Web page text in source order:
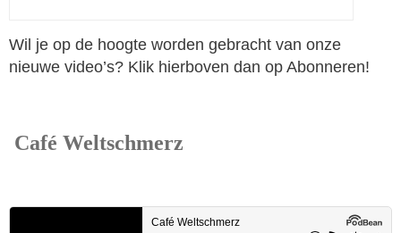
Wil je op de hoogte worden gebracht van onze
nieuwe video’s? Klik hierboven dan op Abonneren!
Café Weltschmerz